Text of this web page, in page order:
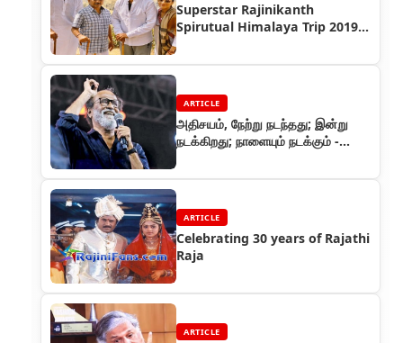
Superstar Rajinikanth
Spirutual Himalaya Trip 2019
ARTICLE
அதிசயம், நேற்று நடந்தது; இன்று
நடக்கிறது; நாளையும் நடக்கும் -
ARTICLE
Celebrating 30 years of Rajathi
Raja
ARTICLE